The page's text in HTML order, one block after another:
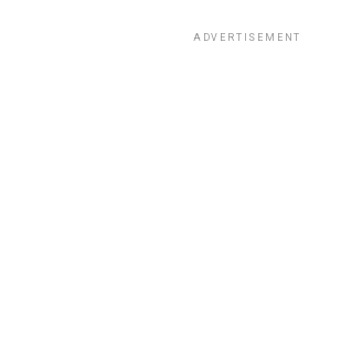
ADVERTISEMENT